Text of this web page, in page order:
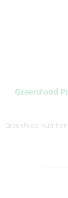
GreenFood
GreenFood